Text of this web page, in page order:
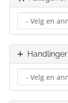
Handlinger